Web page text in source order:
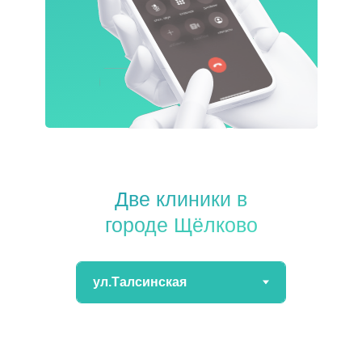
Две клиники в
городе Щёлково